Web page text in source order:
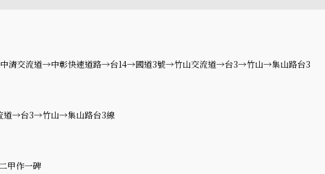
中清交流道→中彰快速道路→台14→國道3號→竹山交流道→台3→竹山→集山路台3
道→台3→竹山→集山路台3線
甲作一碑